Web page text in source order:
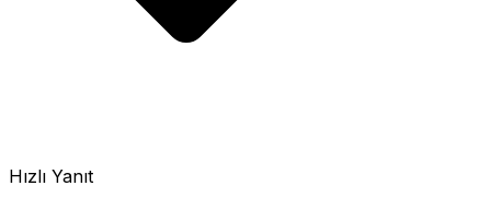
Hızlı Yanıt